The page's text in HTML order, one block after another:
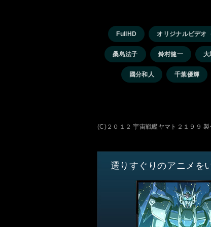
FullHD オリジナルビデオ
桑島法子 鈴村健一 大
國分和人 千葉優輝
(C)２０１２ 宇宙戦艦ヤマト２１９９ 製
選りすぐりのアニメを